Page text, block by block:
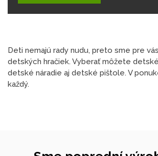
Deti nemajú rady nudu, preto sme pre
detských hračiek. Vyberať môžete
detské náradie aj detské pištole. V
každý.